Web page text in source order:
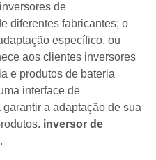
de
diferentes fabricantes; o
específico, ou
aos clientes inversores
e produtos de bateria
interface de
a adaptação de sua
inversor de
.